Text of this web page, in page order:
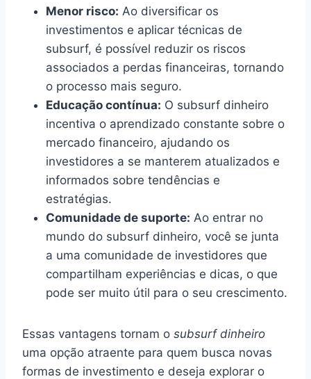
Menor risco: Ao diversificar os
investimentos e aplicar técnicas de
subsurf, é possível reduzir os riscos
associados a perdas financeiras, tornando
o processo mais seguro.
Educação contínua: O subsurf dinheiro
incentiva o aprendizado constante sobre o
mercado financeiro, ajudando os
investidores a se manterem atualizados e
informados sobre tendências e
estratégias.
Comunidade de suporte: Ao entrar no
mundo do subsurf dinheiro, você se junta
a uma comunidade de investidores que
compartilham experiências e dicas, o que
pode ser muito útil para o seu crescimento.
Essas vantagens tornam o subsurf dinheiro
uma opção atraente para quem busca novas
formas de investimento e deseja explorar o